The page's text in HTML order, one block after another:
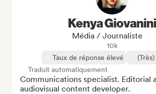
Kenya Giovanini
Média / Journaliste
10k
Taux de réponse élevé
Traduit automatiquement
Communications specialist. Editorial
audiovisual content developer.